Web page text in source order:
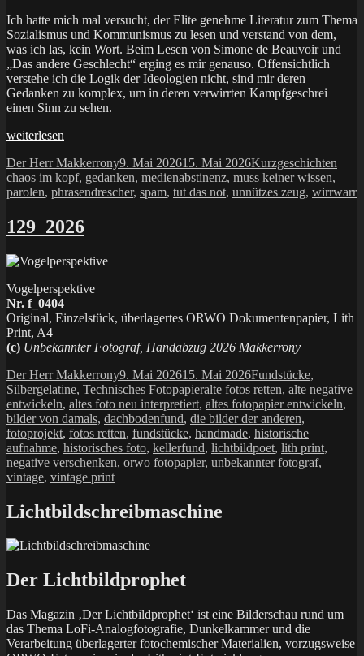
Ich hatte mich mal versucht, der Elite genehme Literatur zum Thema
Sozialismus und Kommunismus zu lesen und verstand von dem,
was ich las, kein Wort. Beim Lesen von Simone de Beauvoir und
„Das andere Geschlecht“ erging es mir genauso. Offensichtlich
verstehe ich die Logik der Ideologien nicht, sind mir deren
Gedanken zu komplex, um in deren verwirrten Kampfgeschrei
einen Sinn zu sehen.
„Das
von
zehn
Geboten“
weiterlesen
Autor
Der Herr MakkerronyVeröffentlicht
am
9. Mai 202615. Mai 2026Kategorien
Kurzgeschichten
chaos im kopf, gedanken, medienabstinenz, muss keiner wissen,
parolen, phrasendrescher, spam, tut das not, unnützes zeug, wirrwarr
129_2026
Vogelperspektive
Nr. f_0404
Original, Einzelstück, überlagertes ORWO Dokumentenpapier, Lith
Print, A4
(c) Unbekannter Fotograf, Handabzug 2026 Makkerrony
Autor
Der Herr MakkerronyVeröffentlicht
am
9. Mai 202615. Mai 2026Kategorien
Fundstücke,
Silbergelatine, Technisches FotopapierSchlagwörter
alte fotos retten, alte negative
entwickeln, altes foto neu interpretiert, altes fotopapier entwickeln,
bilder von damals, dachbodenfund, die bilder der anderen,
fotoprojekt, fotos retten, fundstücke, handmade, historische
aufnahme, historisches foto, kellerfund, lichtbildpoet, lith print,
negative verschenken, orwo fotopapier, unbekannter fotograf,
vintage, vintage print
Lichtbildschreibmaschine
Der Lichtbildprophet
Das Magazin ‚Der Lichtbildprophet‘ ist eine Bilderschau rund um
das Thema LoFi-Analogfotografie, Dunkelkammer und die
Verarbeitung überlagerter fotochemischer Materialien, vorzugsweise